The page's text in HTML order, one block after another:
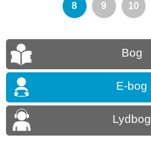
8 9 10
Bog
E-bog
Lydbog